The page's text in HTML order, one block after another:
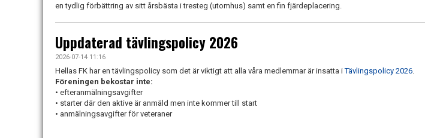
en tydlig förbättring av sitt årsbästa i tresteg (utomhus) samt en fin fjärdeplacering.
Uppdaterad tävlingspolicy 2026
2026-07-14 11:16
Hellas FK har en tävlingspolicy som det är viktigt att alla våra medlemmar är insatta iTävlingspolicy 2026.
Föreningen bekostar inte:
• efteranmälningsavgifter
• starter där den aktive är anmäld men inte kommer till start
• anmälningsavgifter för veteraner